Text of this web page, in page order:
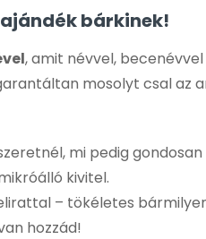
bárkinek!
, amit névvel,
mosolyt csal az
mi pedig
kivitel.
– tökéletes
hozzád!